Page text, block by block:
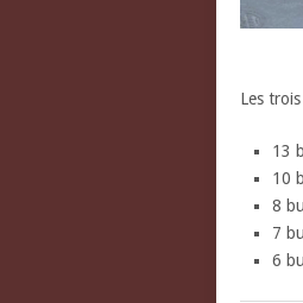
Les
13
10
8
7
6